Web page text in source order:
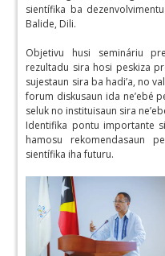
sientífika ba
Balide, Dili.
Objetivu husi semináriu
rezultadu sira hosi peskiza
sujestaun sira ba hadi’a, no
forum diskusaun ida ne’ebé
seluk no instituisaun sira
Identifika pontu importante
hamosu rekomendasaun
sientífika iha futuru.